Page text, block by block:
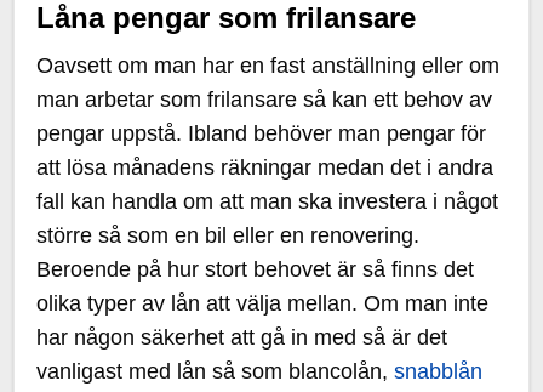
Låna pengar som frilansare
Oavsett om man har en fast anställning eller om
man arbetar som frilansare så kan ett behov av
pengar uppstå. Ibland behöver man pengar för
att lösa månadens räkningar medan det i andra
fall kan handla om att man ska investera i något
större så som en bil eller en renovering.
Beroende på hur stort behovet är så finns det
olika typer av lån att välja mellan. Om man inte
har någon säkerhet att gå in med så är det
vanligast med lån så som blancolån,snabblån